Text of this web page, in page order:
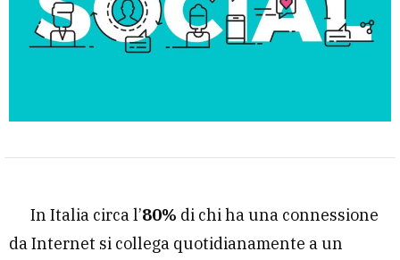
In Italia circa l’80% di chi ha una connessione
da Internet si collega quotidianamente a un